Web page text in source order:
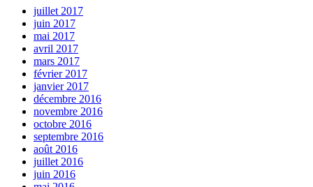
juillet 2017
juin 2017
mai 2017
avril 2017
mars 2017
février 2017
janvier 2017
décembre 2016
novembre 2016
octobre 2016
septembre 2016
août 2016
juillet 2016
juin 2016